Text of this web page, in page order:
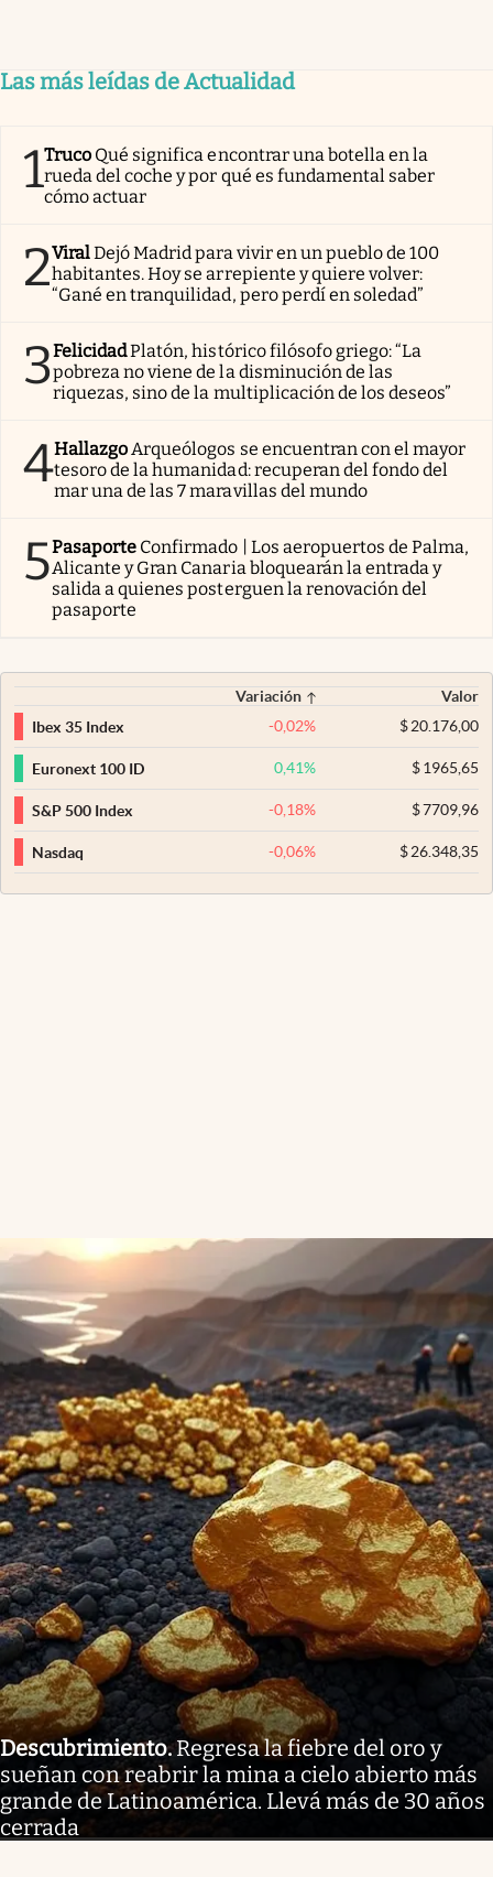
Las más leídas de Actualidad
1Truco Qué significa encontrar una botella en la
rueda del coche y por qué es fundamental saber
cómo actuar
2ViralDejó Madrid para vivir en un pueblo de 100
habitantes. Hoy se arrepiente y quiere volver:
“Gané en tranquilidad, pero perdí en soledad”
3FelicidadPlatón, histórico filósofo griego: “La
pobreza no viene de la disminución de las
riquezas, sino de la multiplicación de los deseos”
4HallazgoArqueólogos se encuentran con el mayor
tesoro de la humanidad: recuperan del fondo del
mar una de las 7 maravillas del mundo
5Pasaporte Confirmado | Los aeropuertos de Palma,
Alicante y Gran Canaria bloquearán la entrada y
salida a quienes posterguen la renovación del
pasaporte
Variación
Valor
Ibex 35 Index
-0,02% $20.176,00
Euronext 100 ID 0,41% $1965,65
S&P 500 Index -0,18% $7709,96
Nasdaq -0,06% $26.348,35
Descubrimiento.Regresa la fiebre del oro y
sueñan con reabrir la mina a cielo abierto más
grande de Latinoamérica. Llevá más de 30 años
cerrada